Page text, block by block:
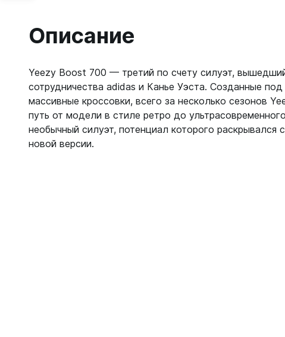
Описание
Yeezy Boost 700 — третий по счету силуэт,
сотрудничества adidas и Канье Уэста. Созданные
массивные кроссовки, всего за несколько сезонов
путь от модели в стиле ретро до
необычный силуэт, потенциал которого
новой версии.